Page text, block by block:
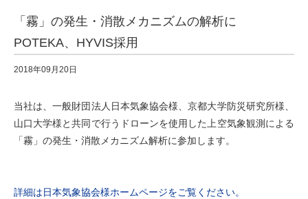
「霧」の発生・消散メカニズムの解析に
POTEKA、HYVIS採用
2018年09月20日
当社は、一般財団法人日本気象協会様、京都大学防災研究所様、
山口大学様と共同で行うドローンを使用した上空気象観測による
「霧」の発生・消散メカニズム解析に参加します。
詳細は日本気象協会様ホームページをご覧ください。